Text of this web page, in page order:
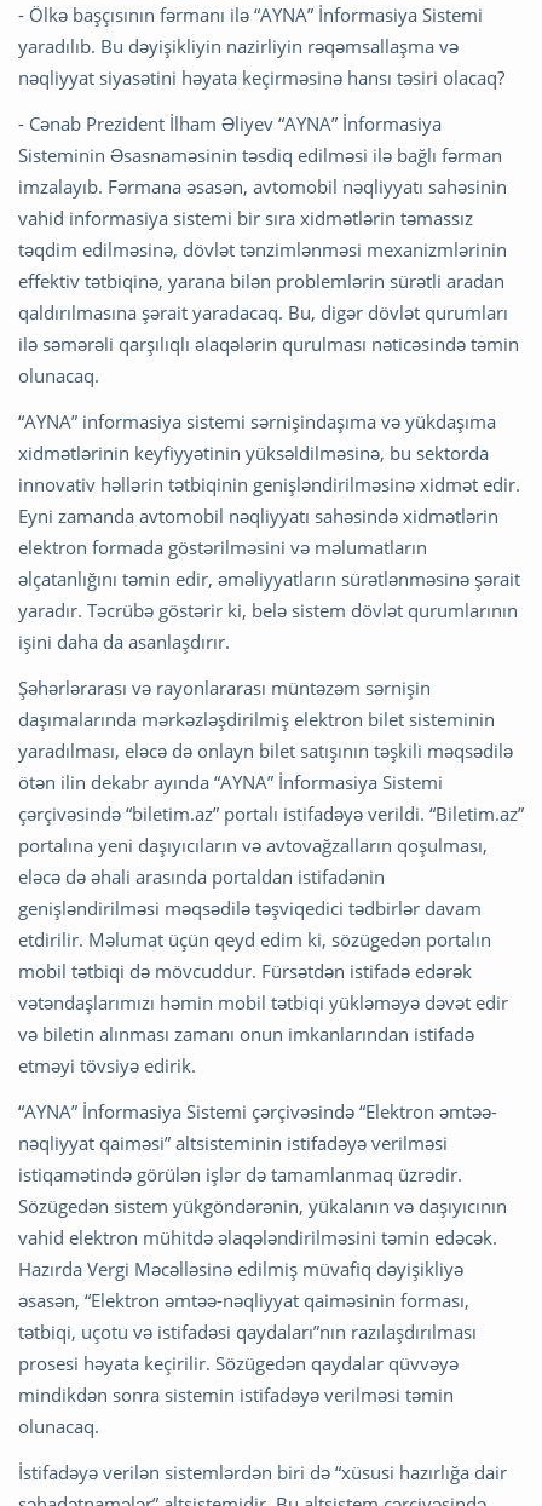
- Ölkə başçısının fərmanı ilə “AYNA” İnformasiya Sistemi
yaradılıb. Bu dəyişikliyin nazirliyin rəqəmsallaşma və
nəqliyyat siyasətini həyata keçirməsinə hansı təsiri olacaq?
- Cənab Prezident İlham Əliyev “AYNA” İnformasiya
Sisteminin Əsasnaməsinin təsdiq edilməsi ilə bağlı fərman
imzalayıb. Fərmana əsasən, avtomobil nəqliyyatı sahəsinin
vahid informasiya sistemi bir sıra xidmətlərin təmassız
təqdim edilməsinə, dövlət tənzimlənməsi mexanizmlərinin
effektiv tətbiqinə, yarana bilən problemlərin sürətli aradan
qaldırılmasına şərait yaradacaq. Bu, digər dövlət qurumları
ilə səmərəli qarşılıqlı əlaqələrin qurulması nəticəsində təmin
olunacaq.
“AYNA” informasiya sistemi sərnişindaşıma və yükdaşıma
xidmətlərinin keyfiyyətinin yüksəldilməsinə, bu sektorda
innovativ həllərin tətbiqinin genişləndirilməsinə xidmət edir.
Eyni zamanda avtomobil nəqliyyatı sahəsində xidmətlərin
elektron formada göstərilməsini və məlumatların
əlçatanlığını təmin edir, əməliyyatların sürətlənməsinə şərait
yaradır. Təcrübə göstərir ki, belə sistem dövlət qurumlarının
işini daha da asanlaşdırır.
Şəhərlərarası və rayonlararası müntəzəm sərnişin
daşımalarında mərkəzləşdirilmiş elektron bilet sisteminin
yaradılması, eləcə də onlayn bilet satışının təşkili məqsədilə
ötən ilin dekabr ayında “AYNA” İnformasiya Sistemi
çərçivəsində “biletim.az” portalı istifadəyə verildi. “Biletim.az”
portalına yeni daşıyıcıların və avtovağzalların qoşulması,
eləcə də əhali arasında portaldan istifadənin
genişləndirilməsi məqsədilə təşviqedici tədbirlər davam
etdirilir. Məlumat üçün qeyd edim ki, sözügedən portalın
mobil tətbiqi də mövcuddur. Fürsətdən istifadə edərək
vətəndaşlarımızı həmin mobil tətbiqi yükləməyə dəvət edir
və biletin alınması zamanı onun imkanlarından istifadə
etməyi tövsiyə edirik.
“AYNA” İnformasiya Sistemi çərçivəsində “Elektron əmtəə-
nəqliyyat qaiməsi” altsisteminin istifadəyə verilməsi
istiqamətində görülən işlər də tamamlanmaq üzrədir.
Sözügedən sistem yükgöndərənin, yükalanın və daşıyıcının
vahid elektron mühitdə əlaqələndirilməsini təmin edəcək.
Hazırda Vergi Məcəlləsinə edilmiş müvafiq dəyişikliyə
əsasən, “Elektron əmtəə-nəqliyyat qaiməsinin forması,
tətbiqi, uçotu və istifadəsi qaydaları”nın razılaşdırılması
prosesi həyata keçirilir. Sözügedən qaydalar qüvvəyə
mindikdən sonra sistemin istifadəyə verilməsi təmin
olunacaq.
İstifadəyə verilən sistemlərdən biri də “xüsusi hazırlığa dair